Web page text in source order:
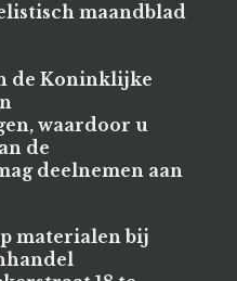
maandblad
de Koninklijke
waardoor u
de
deelnemen aan
materialen bij